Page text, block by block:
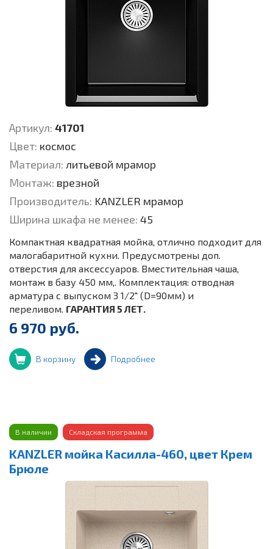
Артикул: 41701
Цвет: космос
Материал: литьевой мрамор
Монтаж: врезной
Производитель: KANZLER мрамор
Ширина шкафа не менее: 45
Компактная квадратная мойка, отлично подходит для
малогабаритной кухни. Предусмотрены доп.
отверстия для аксессуаров. Вместительная чаша,
монтаж в базу 450 мм,. Комплектация: отводная
арматура с выпуском 3 1/2" (D=90мм) и
переливом. ГАРАНТИЯ 5 ЛЕТ.
6 970 руб.
В корзину Подробнее
В наличии Складская программа
KANZLER мойка Касилла-460, цвет Крем
Брюле